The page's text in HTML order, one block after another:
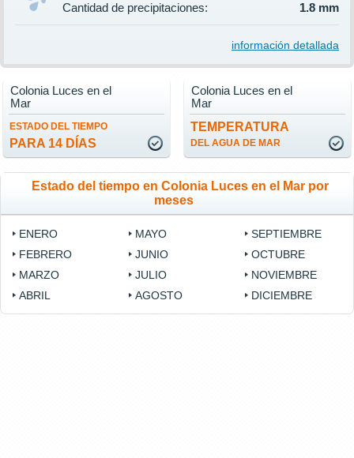
Cantidad de precipitaciones:
1.8 mm
información detallada
ESTADO DEL TIEMPO
PARA 14 DÍAS
Colonia Luces en el
Mar
TEMPERATURA
DEL AGUA DE MAR
Colonia Luces en el
Mar
Estado del tiempo en Colonia Luces en el Mar por
meses
ENERO
FEBRERO
MARZO
ABRIL
MAYO
JUNIO
JULIO
AGOSTO
SEPTIEMBRE
OCTUBRE
NOVIEMBRE
DICIEMBRE